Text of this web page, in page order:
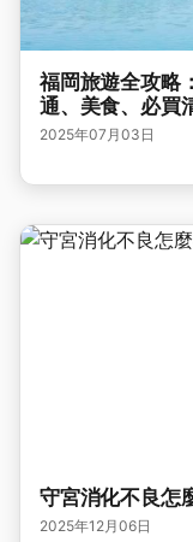
福岡旅遊全攻略
通、美食、必買
2025年07月03日
守宮消化不良怎
2025年12月06日